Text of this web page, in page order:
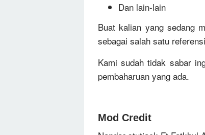
Dan lain-lain
Buat kalian yang sedang
sebagai salah satu
Kami sudah tidak sabar
pembaharuan yang ada.
Mod Credit